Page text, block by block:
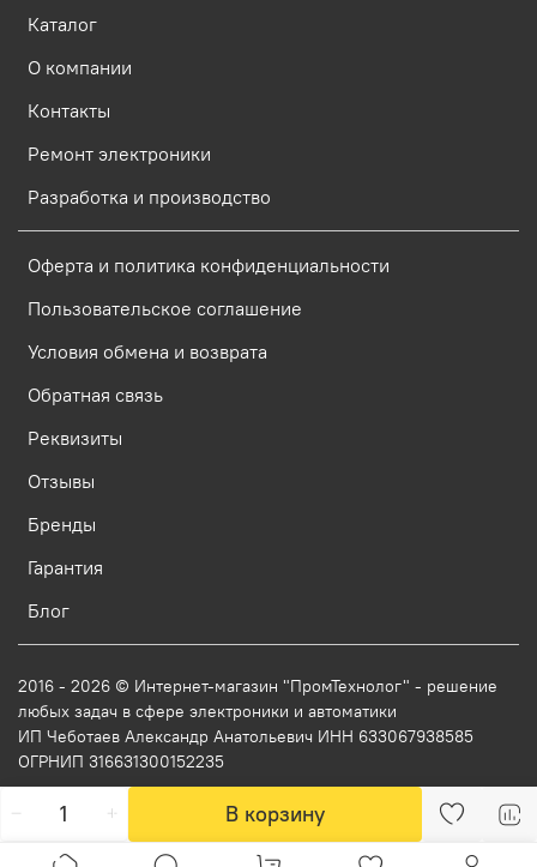
В корзину
Каталог
О компании
Контакты
Ремонт электроники
Разработка и производство
Оферта и политика конфиденциальности
Пользовательское соглашение
Условия обмена и возврата
Обратная связь
Реквизиты
Отзывы
Бренды
Гарантия
Блог
2016 - 2026 © Интернет-магазин "ПромТехнолог" - решение
любых задач в сфере электроники и автоматики
ИП Чеботаев Александр Анатольевич ИНН 633067938585
ОГРНИП 316631300152235